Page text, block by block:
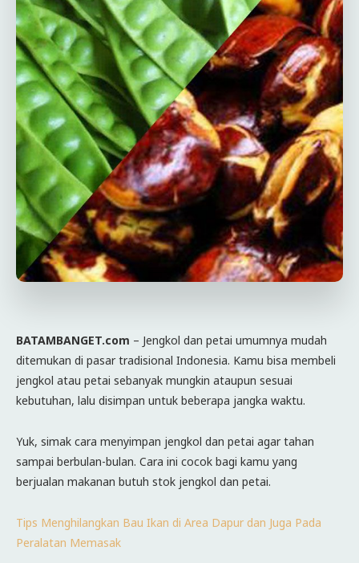
BATAMBANGET.com – Jengkol dan petai umumnya mudah
ditemukan di pasar tradisional Indonesia. Kamu bisa membeli
jengkol atau petai sebanyak mungkin ataupun sesuai
kebutuhan, lalu disimpan untuk beberapa jangka waktu.
Yuk, simak cara menyimpan jengkol dan petai agar tahan
sampai berbulan-bulan. Cara ini cocok bagi kamu yang
berjualan makanan butuh stok jengkol dan petai.
Tips Menghilangkan Bau Ikan di Area Dapur dan Juga Pada
Peralatan Memasak